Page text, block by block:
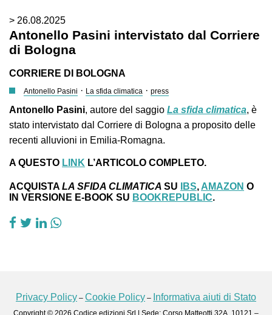
> 26.08.2025
Antonello Pasini intervistato dal Corriere
di Bologna
CORRIERE DI BOLOGNA
Antonello Pasini · La sfida climatica · press
Antonello Pasini, autore del saggio La sfida climatica, è
stato intervistato dal Corriere di Bologna a proposito delle
recenti alluvioni in Emilia-Romagna.
A QUESTO LINK L’ARTICOLO COMPLETO.
ACQUISTA LA SFIDA CLIMATICA SU IBS, AMAZON O
IN VERSIONE E-BOOK SU BOOKREPUBLIC.
Privacy Policy – Cookie Policy – Informativa aiuti di Stato
Copyright © 2026 Codice edizioni Srl | Sede: Corso Matteotti 32A, 10121 –